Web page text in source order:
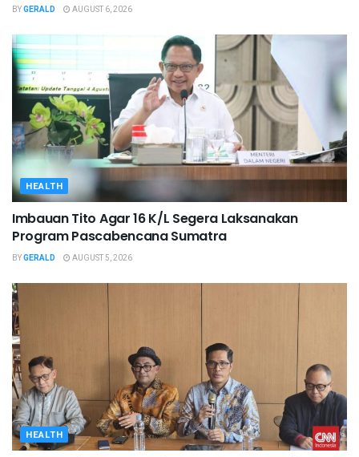
BYGERALD AUGUST 6, 2026
HEALTH
Imbauan Tito Agar 16 K/L Segera Laksanakan
Program Pascabencana Sumatra
BYGERALD AUGUST 5, 2026
HEALTH